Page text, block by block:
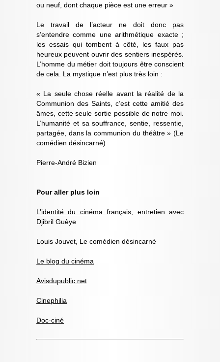
ou neuf, dont chaque pièce est une erreur »
Le travail de l’acteur ne doit donc pas
s’entendre comme une arithmétique exacte ;
les essais qui tombent à côté, les faux pas
heureux peuvent ouvrir des sentiers inespérés.
L’homme du métier doit toujours être conscient
de cela. La mystique n’est plus très loin :
« La seule chose réelle avant la réalité de la
Communion des Saints, c’est cette amitié des
âmes, cette seule sortie possible de notre moi.
L’humanité et sa souffrance, sentie, ressentie,
partagée, dans la communion du théâtre » (Le
comédien désincarné)
Pierre-André Bizien
Pour aller plus loin
L’identité du cinéma français , entretien avec
Djibril Guèye
Louis Jouvet, Le comédien désincarné
Le blog du cinéma
Avisdupublic.net
Cinephilia
Doc-ciné